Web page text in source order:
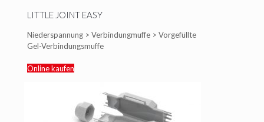
LITTLE JOINT EASY
Niederspannung > Verbindungmuffe > Vorgefüllte
Gel-Verbindungsmuffe
Online kaufen